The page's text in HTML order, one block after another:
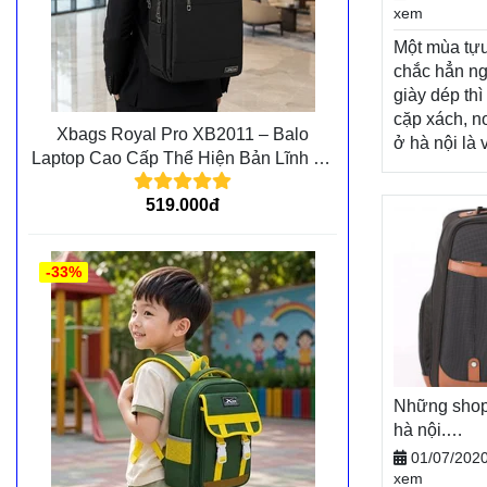
Xem thêm
xem
Một mùa
chắc hẳn
giày dép thì
cặp xách,
ở hà nội là
lượng cho
đầy tươi
học mới,
khách
chương
mãi vô
dạng sản
bán balo
Túi xách.
quốc, Miễn
thanh toán
hàng
Những
hà nội.
BALO-TÚI
01/07/
xem
Xbags Royal Pro XB2011 – Balo
Laptop Cao Cấp Thể Hiện Bản Lĩnh Và
Đẳng Cấp Cá Nhân
519.000đ
-33%